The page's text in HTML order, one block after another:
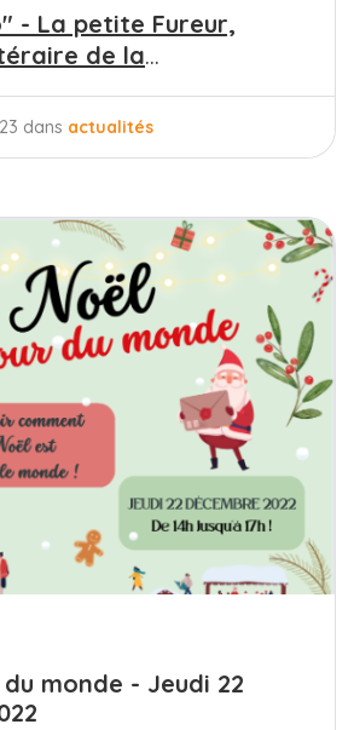
- La petite Fureur,
de la...
dans actualités
monde - Jeudi 22